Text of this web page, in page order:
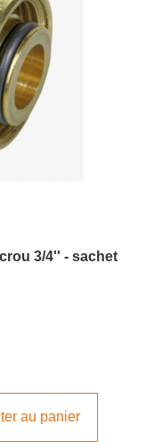
3/4'' - sachet
au panier